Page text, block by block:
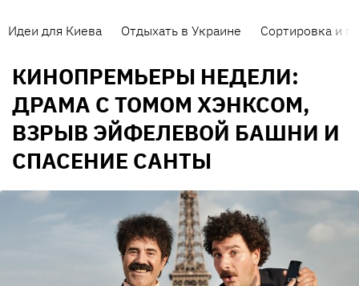
Идеи для Киева Отдыхать в Украине Сортировка и
КИНОПРЕМЬЕРЫ НЕДЕЛИ:
ДРАМА С ТОМОМ ХЭНКСОМ,
ВЗРЫВ ЭЙФЕЛЕВОЙ БАШНИ И
СПАСЕНИЕ САНТЫ